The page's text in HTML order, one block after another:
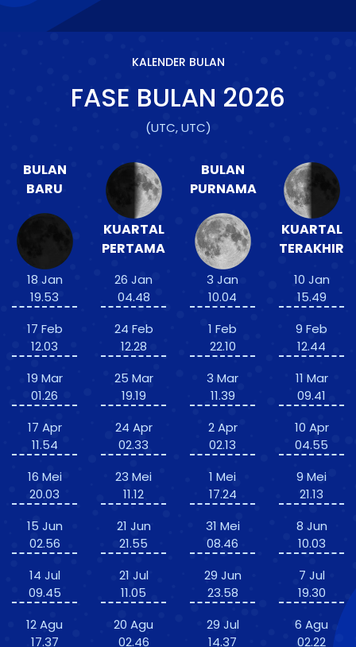
KALENDER BULAN
FASE BULAN 2026
(UTC, UTC)
BULAN
BARU
18 Jan
19.53
17 Feb
12.03
19 Mar
01.26
17 Apr
11.54
16 Mei
20.03
15 Jun
02.56
14 Jul
09.45
12 Agu
17.37
KUARTAL
PERTAMA
26 Jan
04.48
24 Feb
12.28
25 Mar
19.19
24 Apr
02.33
23 Mei
11.12
21 Jun
21.55
21 Jul
11.05
20 Agu
02.46
BULAN
PURNAMA
3 Jan
10.04
1 Feb
22.10
3 Mar
11.39
2 Apr
02.13
1 Mei
17.24
31 Mei
08.46
29 Jun
23.58
29 Jul
14.37
KUARTAL
TERAKHIR
10 Jan
15.49
9 Feb
12.44
11 Mar
09.41
10 Apr
04.55
9 Mei
21.13
8 Jun
10.03
7 Jul
19.30
6 Agu
02.22